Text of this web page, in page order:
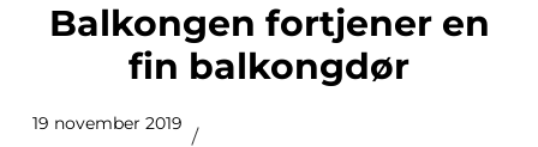
Balkongen fortjener en
fin balkongdør
19 november 2019